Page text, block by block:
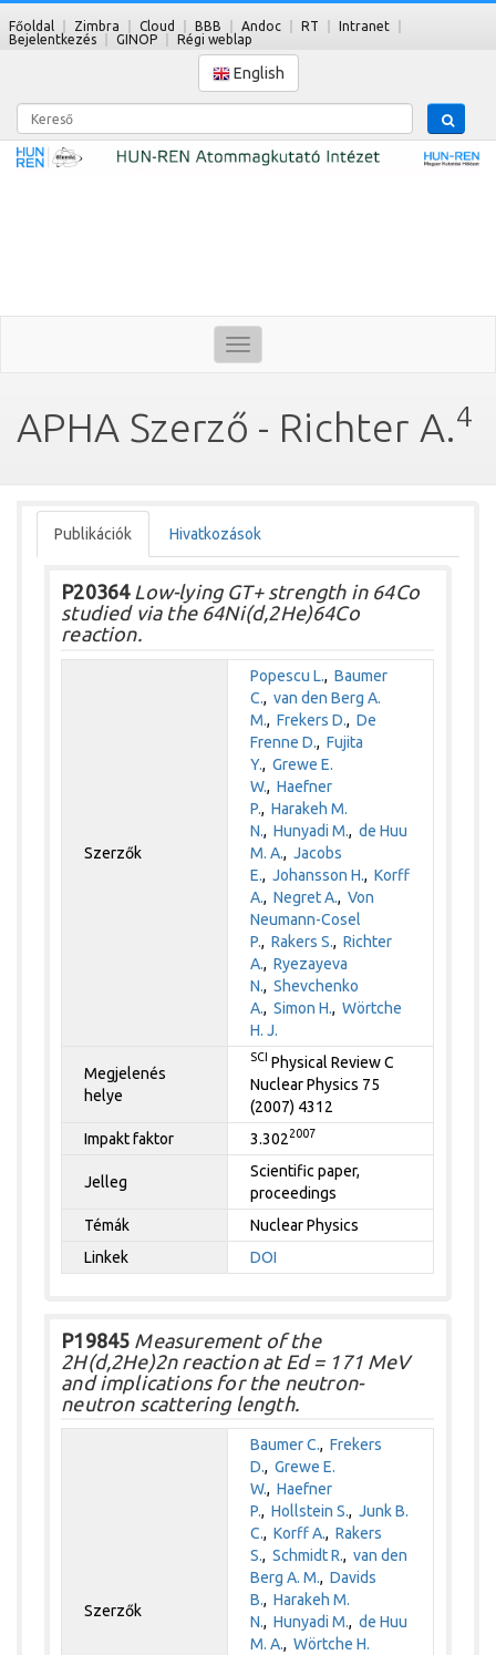
Főoldal Zimbra Cloud BBB Andoc RT
Intranet
Bejelentkezés
GINOP Régi weblap
English
Kereső
Toggle
navigation
APHA Szerző - Richter A.4
Publikációk Hivatkozások
P20364Low-lying GT+ strength in 64Co
studied via the 64Ni(d,2He)64Co
reaction.
Szerzők
Popescu L.,Baumer
C.,van den Berg A.
M.,Frekers D.,De
Frenne D.,Fujita
Y.,Grewe E.
W.,Haefner
P.,Harakeh M.
N.,Hunyadi M.,de Huu
M. A.,Jacobs
E.,Johansson H.,Korff
A.,Negret A.,Von
Neumann-Cosel
P.,Rakers S.,Richter
A.,Ryezayeva
N.,Shevchenko
A.,Simon H.,Wörtche
H. J.
Megjelenés
helye
SCI Physical Review C
Nuclear Physics 75
(2007) 4312
Impakt faktor
3.3022007
Jelleg
Scientific paper,
proceedings
Témák
Nuclear Physics
Linkek
DOI
P19845 Measurement of the
2H(d,2He)2n reaction at Ed = 171 MeV
and implications for the neutron-
neutron scattering length.
Szerzők
Baumer C.,Frekers
D.,Grewe E.
W.,Haefner
P.,Hollstein S.,Junk B.
C.,Korff A.,Rakers
S.,Schmidt R.,van den
Berg A. M.,Davids
B.,Harakeh M.
N.,Hunyadi M.,de Huu
M. A.,Wörtche H.